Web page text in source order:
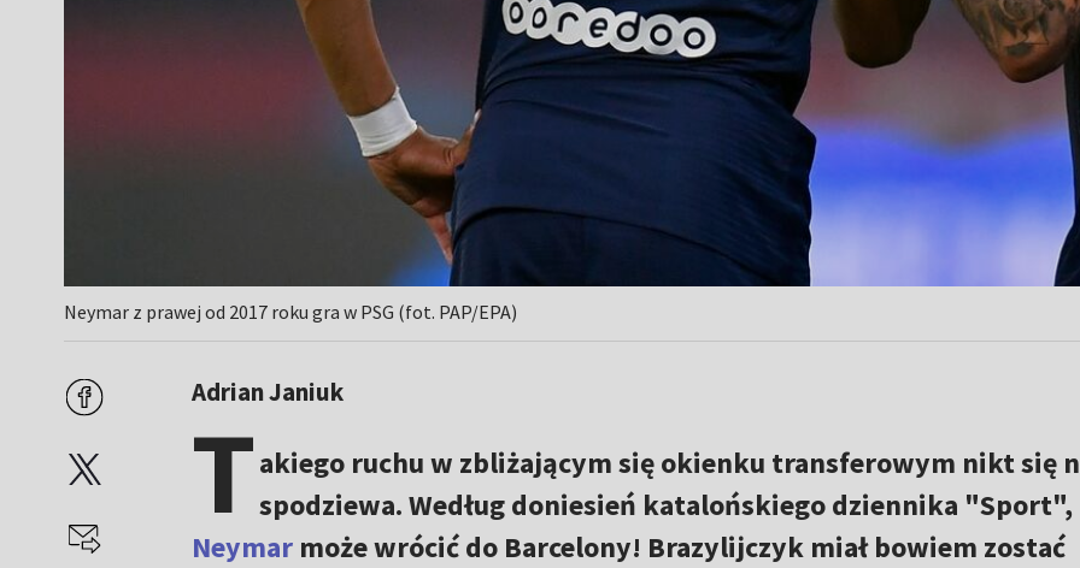
Neymar z prawej od 2017 roku gra w PSG (fot. PAP/EPA)
Adrian Janiuk
Takiego ruchu w zbliżającym się okienku transferowym nikt się
spodziewa. Według doniesień katalońskiego dziennika "Sport",
Neymar może wrócić do Barcelony! Brazylijczyk miał bowiem zostać